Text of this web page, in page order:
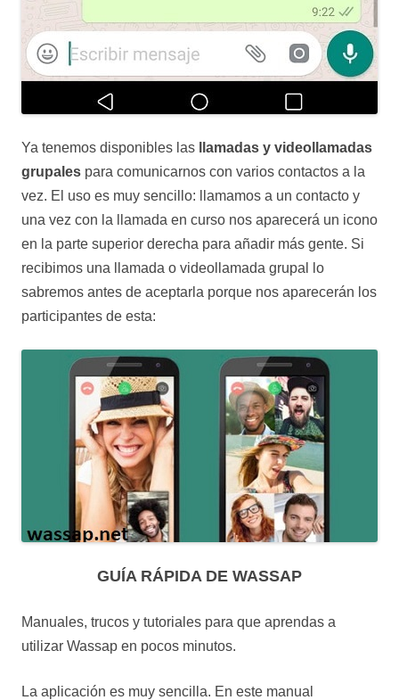
Ya tenemos disponibles las
llamadas y videollamadas
grupales para comunicarnos con varios contactos a la
vez. El uso es muy sencillo: llamamos a un contacto y
una vez con la llamada en curso nos aparecerá un icono
en la parte superior derecha para añadir más gente. Si
recibimos una llamada o videollamada grupal lo
sabremos antes de aceptarla porque nos aparecerán los
participantes de esta:
GUÍA RÁPIDA DE WASSAP
Manuales, trucos y tutoriales para que aprendas a
utilizar Wassap en pocos minutos.
La aplicación es muy sencilla. En este manual